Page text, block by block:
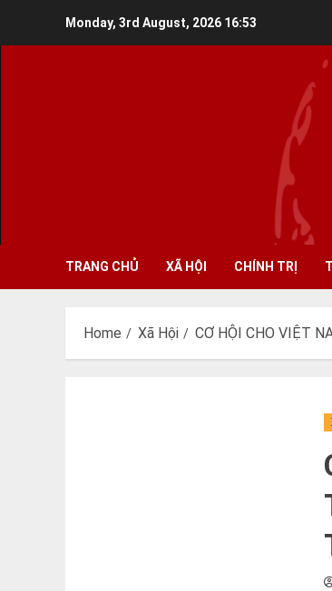
Monday, 3rd August, 2026 16:53
TRANG CHỦ XÃ HỘI CHÍNH TRỊ
Home Xã Hội CƠ HỘI CHO VIỆT